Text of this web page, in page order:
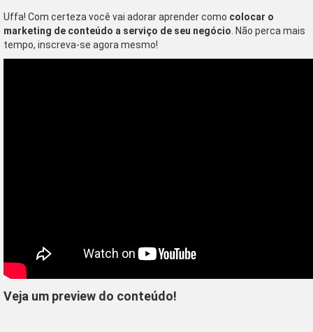
Uffa! Com certeza você vai adorar aprender como colocar o
marketing de conteúdo a serviço de seu negócio . Não perca mais
tempo, inscreva-se agora mesmo!
Veja um preview do conteúdo!